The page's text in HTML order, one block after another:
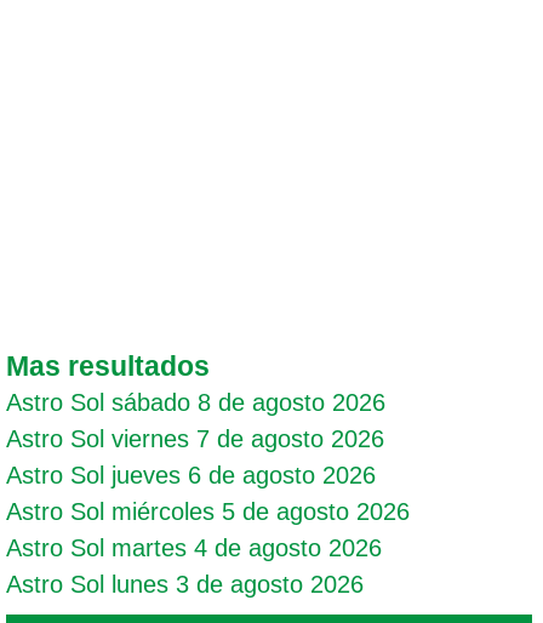
Mas resultados
Astro Sol sábado 8 de agosto 2026
Astro Sol viernes 7 de agosto 2026
Astro Sol jueves 6 de agosto 2026
Astro Sol miércoles 5 de agosto 2026
Astro Sol martes 4 de agosto 2026
Astro Sol lunes 3 de agosto 2026